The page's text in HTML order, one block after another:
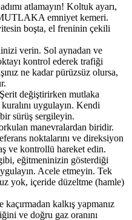
atlamayın! Koltuk ayarı,
emniyet kemeri.
boşta, el freninin çekili
verin. Sol aynadan ve
kontrol ederek trafiği
ne kadar pürüzsüz olursa,
Şerit değiştirirken mutlaka
uygulayın. Kendi
sürüş sergileyin.
manevralardan biridir.
noktalarını ve direksiyon
ve kontrollü hareket edin.
eğitmeninizin gösterdiği
Acele etmeyin. Tek
yok, içeride düzeltme (hamle)
kaçırmadan kalkış yapmanız
ve doğru gaz oranını